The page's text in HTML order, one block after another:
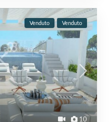
10
Venduto Venduto